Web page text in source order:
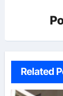
Related